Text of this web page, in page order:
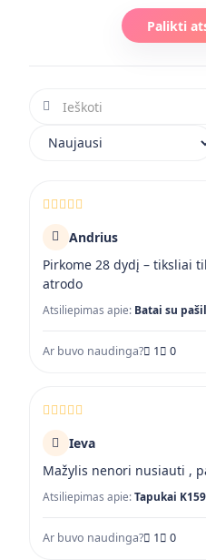
Palikti
Ieškoti atsiliepimuose
Rikiuoti atsiliepimus
Andrius
Pirkome 28 dydį – tiksliai
atrodo
Atsiliepimas apie: Batai su
Ar buvo naudinga? 1 0
Ieva
Mažylis nenori nusiauti ,
Atsiliepimas apie:Tapukai
Ar buvo naudinga? 1 0